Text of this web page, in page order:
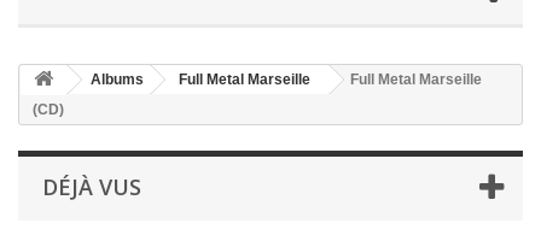
Albums Full Metal Marseille
Full Metal Marseille
(CD)
DÉJÀ VUS